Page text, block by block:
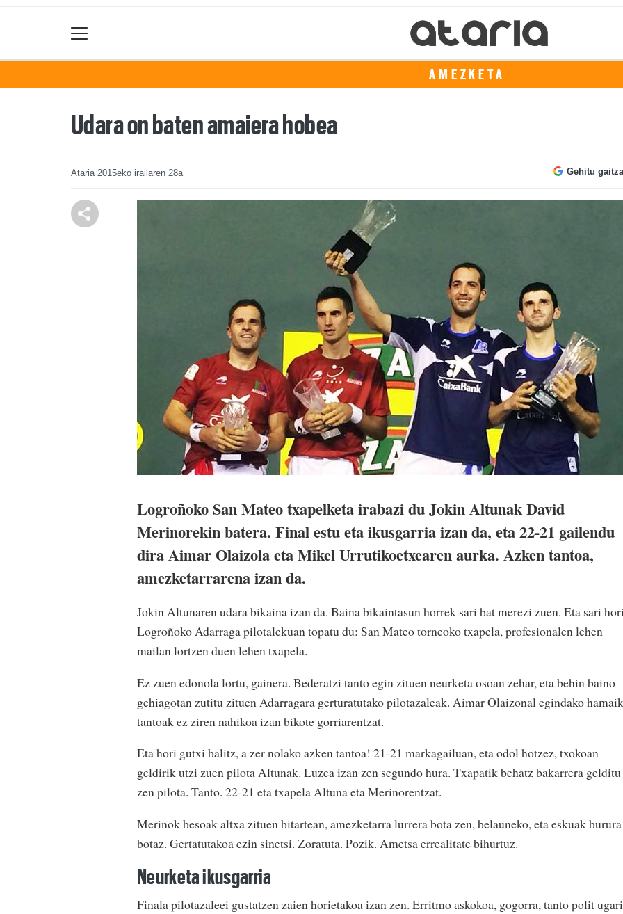
AMEZKETA
Udara on baten amaiera hobea
Ataria 2015eko irailaren 28a Gehitu
Logroñoko San Mateo txapelketa irabazi du Jokin Altunak David
Merinorekin batera. Final estu eta ikusgarria izan da, eta 22-21 gailendu
dira Aimar Olaizola eta Mikel Urrutikoetxearen aurka. Azken tantoa,
amezketarrarena izan da.
Jokin Altunaren udara bikaina izan da. Baina bikaintasun horrek sari bat merezi zuen. Eta sari
Logroñoko Adarraga pilotalekuan topatu du: San Mateo torneoko txapela, profesionalen lehen
mailan lortzen duen lehen txapela.
Ez zuen edonola lortu, gainera. Bederatzi tanto egin zituen neurketa osoan zehar, eta behin baino
gehiagotan zutitu zituen Adarragara gerturatutako pilotazaleak. Aimar Olaizonal egindako
tantoak ez ziren nahikoa izan bikote gorriarentzat.
Eta hori gutxi balitz, a zer nolako azken tantoa! 21-21 markagailuan, eta odol hotzez, txokoan
geldirik utzi zuen pilota Altunak. Luzea izan zen segundo hura. Txapatik behatz bakarrera gelditu
zen pilota. Tanto. 22-21 eta txapela Altuna eta Merinorentzat.
Merinok besoak altxa zituen bitartean, amezketarra lurrera bota zen, belauneko, eta eskuak burura
botaz. Gertatutakoa ezin sinetsi. Zoratuta. Pozik. Ametsa errealitate bihurtuz.
Neurketa ikusgarria
Finala pilotazaleei gustatzen zaien horietakoa izan zen. Erritmo askokoa, gogorra, tanto polit ugari